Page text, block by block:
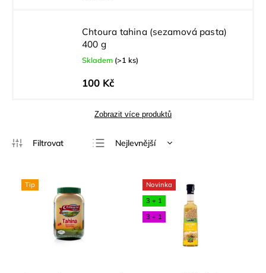
Chtoura tahina (sezamová pasta)
400 g
Skladem (>1 ks)
100 Kč
Zobrazit více produktů
Nejlevnější
Nejprodávanější
Abecedně
Tip
Novinka
3 + 1
3 + 1